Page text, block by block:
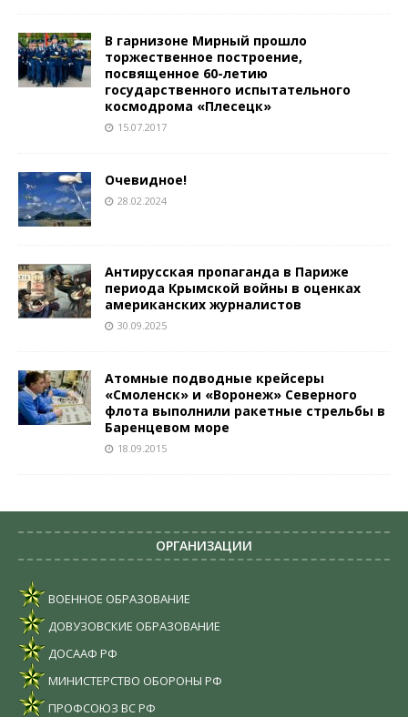
В гарнизоне Мирный прошло
торжественное построение,
посвященное 60-летию
государственного испытательного
космодрома «Плесецк»
15.07.2017
Очевидное!
28.02.2024
Антирусская пропаганда в Париже
периода Крымской войны в оценках
американских журналистов
30.09.2025
Атомные подводные крейсеры
«Смоленск» и «Воронеж» Северного
флота выполнили ракетные стрельбы в
Баренцевом море
18.09.2015
ОРГАНИЗАЦИИ
ВОЕННОЕ ОБРАЗОВАНИЕ
ДОВУЗОВСКИЕ ОБРАЗОВАНИЕ
ДОСААФ РФ
МИНИСТЕРСТВО ОБОРОНЫ РФ
ПРОФСОЮЗ ВС РФ